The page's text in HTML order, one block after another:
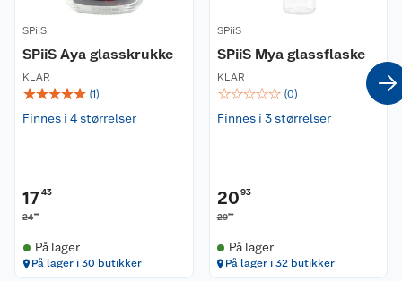
SPiiS
SPiiS Aya glasskrukke
KLAR
☆☆☆☆☆ (1)
Finnes i 4 størrelser
1743
2490
På lager
På lager i 30 butikker
SPiiS
SPiiS Mya glassflaske
KLAR
☆☆☆☆☆ (0)
Finnes i 3 størrelser
20 93
2990
På lager
På lager i 32 butikker